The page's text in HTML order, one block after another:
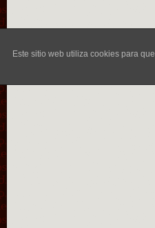
Este sitio web utiliza cookies para